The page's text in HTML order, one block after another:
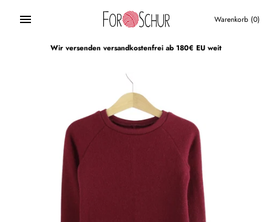
Warenkorb (0)
Wir versenden versandkostenfrei ab 180€ EU weit